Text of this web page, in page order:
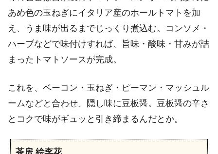
あめ色の玉ねぎにイタリア産のホールトマトを加
え、うま味が出るまでじっくり煮込む。コンソメ・
ハーブなどで味付けすれば、旨味・酸味・甘みが詰
まったトマトソースが完成。
これを、ベーコン・玉ねぎ・ピーマン・マッシュル
ームなどと合わせ、隠し味に豆板醤。豆板醤の辛さ
とコクで味がギュッと引き締まるんだとか。
茶房 絵李花